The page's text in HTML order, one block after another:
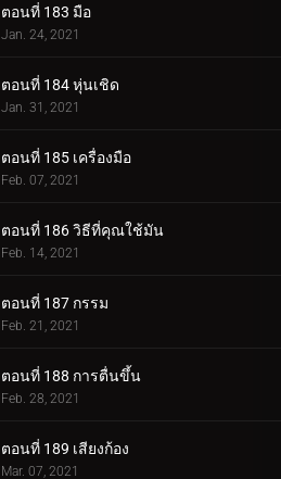
ตอนที่ 183 มือ
Jan. 24, 2021
ตอนที่ 184 หุ่นเชิด
Jan. 31, 2021
ตอนที่ 185 เครื่องมือ
Feb. 07, 2021
ตอนที่ 186 วิธีที่คุณใช้มัน
Feb. 14, 2021
ตอนที่ 187 กรรม
Feb. 21, 2021
ตอนที่ 188 การตื่นขึ้น
Feb. 28, 2021
ตอนที่ 189 เสียงก้อง
Mar. 07, 2021